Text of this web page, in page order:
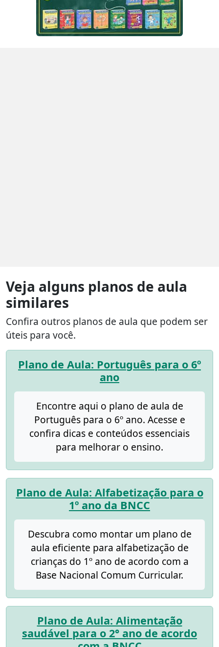
Veja alguns planos de aula
similares
Confira outros planos de aula que podem ser
úteis para você.
Plano de Aula: Português para o 6º
ano
Encontre aqui o plano de aula de
Português para o 6º ano. Acesse e
confira dicas e conteúdos essenciais
para melhorar o ensino.
Plano de Aula: Alfabetização para o
1º ano da BNCC
Descubra como montar um plano de
aula eficiente para alfabetização de
crianças do 1º ano de acordo com a
Base Nacional Comum Curricular.
Plano de Aula: Alimentação
saudável para o 2° ano de acordo